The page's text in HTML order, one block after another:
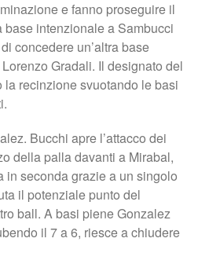
e fanno proseguire il
intenzionale a Sambucci
concedere un’altra base
Gradali. Il designato del
la recinzione svuotando le basi
Bucchi apre l’attacco dei
della palla davanti a Mirabal,
in seconda grazie a un singolo
il potenziale punto del
ball. A basi piene Gonzalez
il 7 a 6, riesce a chiudere